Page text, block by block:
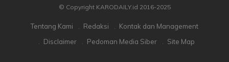
© Copyright KARODAILY.id 2016-2025
Tentang Kami Redaksi
Kontak dan Management
Disclaimer
Pedoman Media Siber Site Map